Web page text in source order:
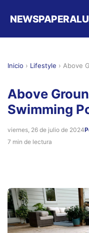
Inicio › Lifestyle › Above
Above
Swimming
viernes, 26 de julio de 2024
7 min de lectura